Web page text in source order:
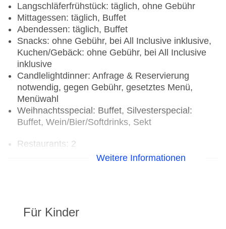
Langschläferfrühstück: täglich, ohne Gebühr
Mittagessen: täglich, Buffet
Abendessen: täglich, Buffet
Snacks: ohne Gebühr, bei All Inclusive inklusive,
Kuchen/Gebäck: ohne Gebühr, bei All Inclusive
inklusive
Candlelightdinner: Anfrage & Reservierung
notwendig, gegen Gebühr, gesetztes Menü,
Menüwahl
Weihnachtsspecial: Buffet, Silvesterspecial:
Buffet, Wein/Bier/Softdrinks, Sekt
Restaurants: 2
Hauptrestaurant „Spices“: Küche: asiatisch,
Reservierung notwendig, Diätküche: ohne
Weitere Informationen
Für Kinder